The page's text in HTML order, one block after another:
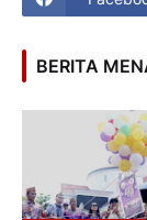
BERITA